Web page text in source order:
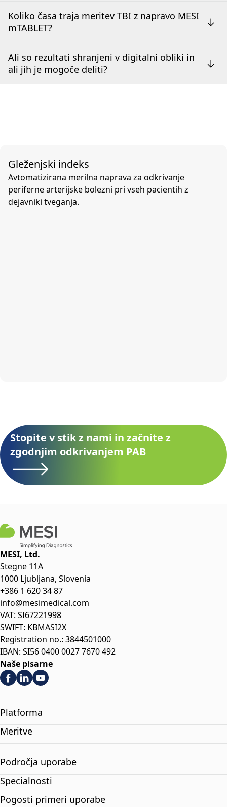
Koliko časa traja meritev TBI z napravo MESI
mTABLET?
Ali so rezultati shranjeni v digitalni obliki in
ali jih je mogoče deliti?
Gleženjski indeks
Avtomatizirana merilna naprava za odkrivanje
periferne arterijske bolezni pri vseh pacientih z
dejavniki tveganja.
Stopite v stik z nami in začnite z
zgodnjim odkrivanjem PAB
MESI, Ltd.
Stegne 11A
1000 Ljubljana, Slovenia
+386 1 620 34 87
info@mesimedical.com
VAT: SI67221998
SWIFT: KBMASI2X
Registration no.: 3844501000
IBAN: SI56 0400 0027 7670 492
Naše pisarne
Platforma
Meritve
Področja uporabe
Specialnosti
Pogosti primeri uporabe